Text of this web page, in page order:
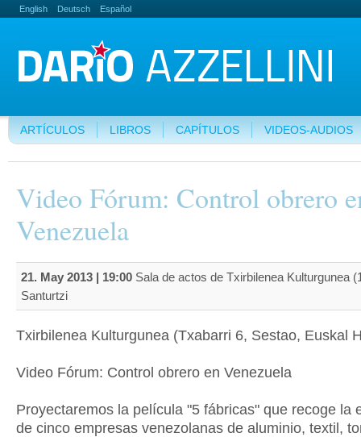
English Deutsch Español
ARTÍCULOS LIBROS CAPÍTULOS VIDEOS-AUDIOS
Video Fórum: Control obrero
Venezuela
21. May 2013 | 19:00 Sala de actos de Txirbilenea Kulturgunea
Santurtzi
Txirbilenea Kulturgunea (Txabarri 6, Sestao, Euskal
Video Fórum: Control obrero en Venezuela
Proyectaremos la película "5 fábricas" que recoge la
de cinco empresas venezolanas de aluminio, textil,